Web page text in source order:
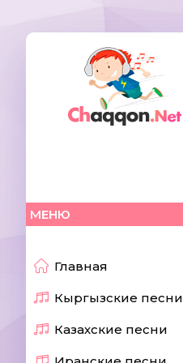
МЕНЮ
Главная
Кыргызские песни
Казахские песни